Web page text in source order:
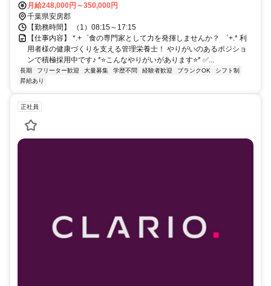
月給248,000円～350,000円
千葉県安房郡
【勤務時間】 （1）08:15～17:15
【仕事内容】 *.+゜食の専門家として力を発揮しませんか？ ゜+.* 利
用者様の健康づくりを支える管理栄養士！ やりがいのあるポジショ
ンで積極採用中です♪ *⭐️こんなやりがいがあります⭐️* ✅️...
長期 フリーター歓迎 大量募集 学歴不問 経験者歓迎 ブランクOK
シフト制
昇給あり
正社員